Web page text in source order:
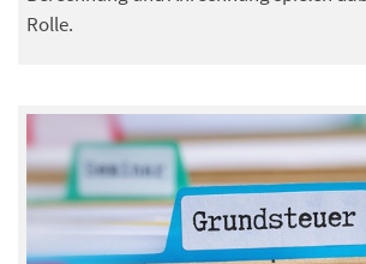
Rolle.